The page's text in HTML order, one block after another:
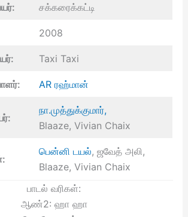
சக்கரைக்கட்டி
2008
Taxi Taxi
AR ரஹ்மான்
நா.முத்துக்குமார்,
Blaaze, Vivian Chaix
பென்னி டயல், ஜவேத் அலி,
Blaaze, Vivian Chaix
பாடல் வரிகள்:
ஆண்2: ஹா ஹா